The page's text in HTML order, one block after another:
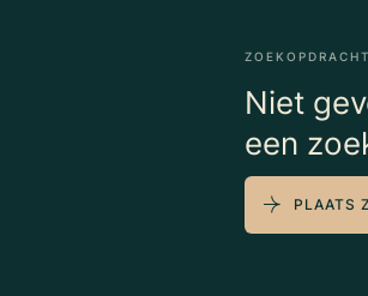
ZOEKOPDRACHT
Niet
een
PLAATS